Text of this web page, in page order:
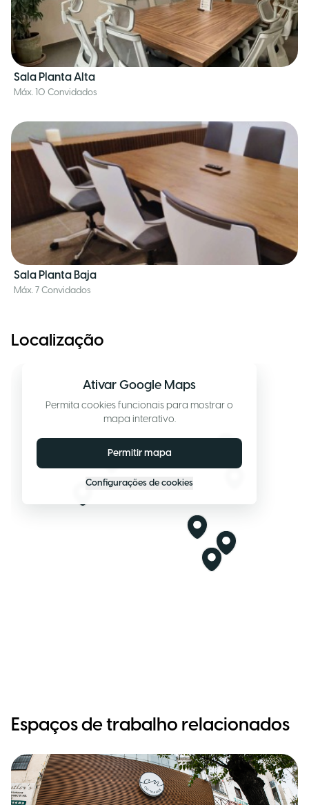
Sala Planta Alta
Máx. 10 Convidados
Sala Planta Baja
Máx. 7 Convidados
Localização
Ativar Google Maps
Permita cookies funcionais para mostrar o
mapa interativo.
Permitir mapa
Configurações de cookies
Espaços de trabalho relacionados